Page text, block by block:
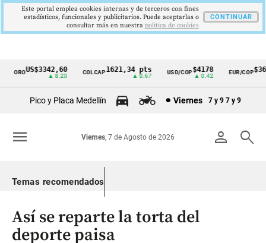
Cintillo
Colombia
OROUS$3342,60
▲ 8.20
COLCAP1621,34 pts
▲ 0.67
USD/COP$4178
▲ 0.42
EUR/COP
Pico y Placa Medellín Viernes 7 y 9 7 y 9
person search
Viernes, 7 de Agosto de 2026
menu
Temas recomendados
Así se reparte la torta del
deporte paisa
Este portal emplea cookies internas y de terceros con fines
estadísticos, funcionales y publicitarios. Puede aceptarlas o
consultar más en nuestra politica de cookies
CONTINUAR